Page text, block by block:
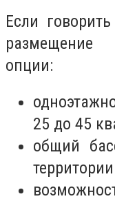
Если
размещение
опции:
25 до 45
общий